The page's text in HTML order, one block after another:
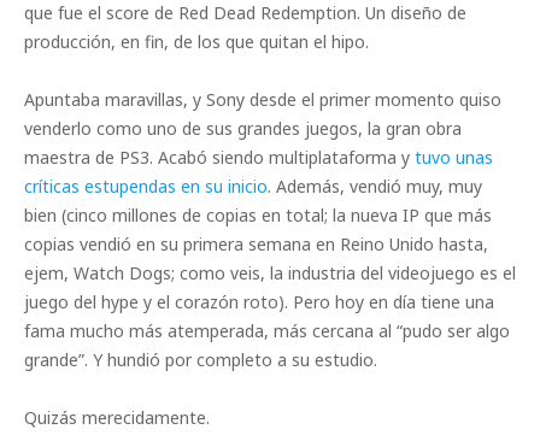
que fue el score de Red Dead Redemption. Un diseño de
producción, en fin, de los que quitan el hipo.
Apuntaba maravillas, y Sony desde el primer momento quiso
venderlo como uno de sus grandes juegos, la gran obra
maestra de PS3. Acabó siendo multiplataforma y tuvo unas
críticas estupendas en su inicio. Además, vendió muy, muy
bien (cinco millones de copias en total; la nueva IP que más
copias vendió en su primera semana en Reino Unido hasta,
ejem, Watch Dogs; como veis, la industria del videojuego es el
juego del hype y el corazón roto). Pero hoy en día tiene una
fama mucho más atemperada, más cercana al “pudo ser algo
grande”. Y hundió por completo a su estudio.
Quizás merecidamente.